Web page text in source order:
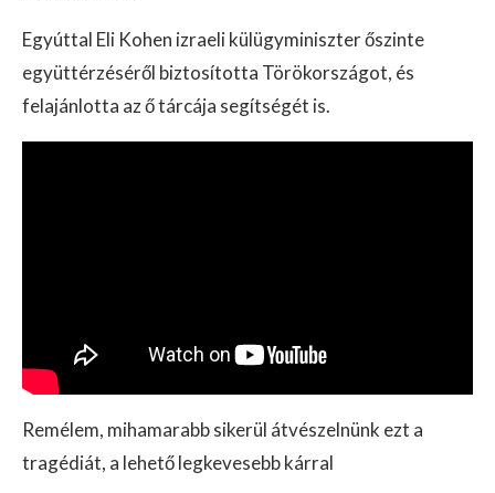
Egyúttal Eli Kohen izraeli külügyminiszter őszinte
együttérzéséről biztosította Törökországot, és
felajánlotta az ő tárcája segítségét is.
Remélem, mihamarabb sikerül átvészelnünk ezt a
tragédiát, a lehető legkevesebb kárral